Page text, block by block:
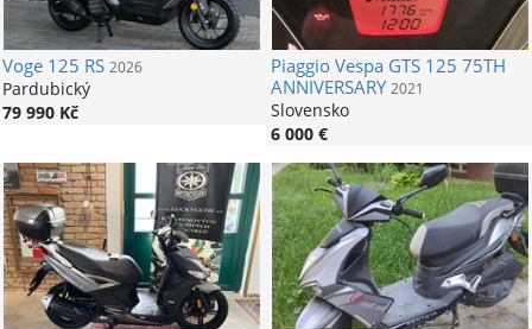
Voge125 RS 2026
Pardubický
79 990 Kč
PiaggioVespa GTS 125 75TH
ANNIVERSARY2021
Slovensko
6 000 €